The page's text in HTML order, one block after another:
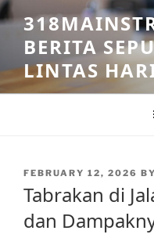
Skip
to
contentBERITA
LINTAS
POSTED
FEBRUARY 12, 2026 BY
Tabrakan di
dan